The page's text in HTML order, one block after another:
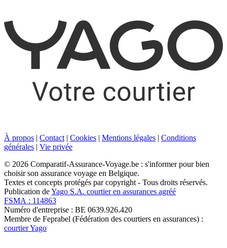
À propos Contact| Cookies Mentions légales
Conditions
générales
Vie privée
© 2026 Comparatif-Assurance-Voyage.be : s'informer pour bien
choisir son assurance voyage en Belgique.
Textes et concepts protégés par copyright - Tous droits réservés.
Publication deYago S.A. courtier en assurances agréé
FSMA : 114863
Numéro d'entreprise : BE 0639.926.420
Membre de Feprabel (Fédération des courtiers en assurances) :
courtier Yago